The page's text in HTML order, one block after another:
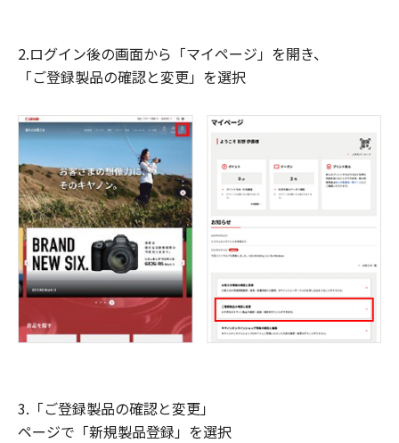
2.ログイン後の画面から「マイページ」を開き、
「ご登録製品の確認と変更」を選択
3.「ご登録製品の確認と変更」
ページで「新規製品登録」を選択